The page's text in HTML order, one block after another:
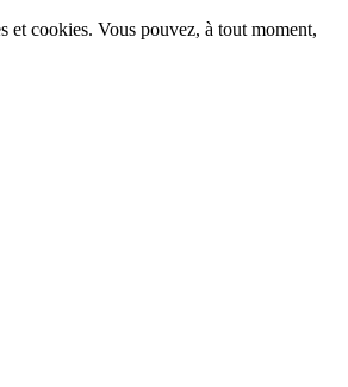
et cookies. Vous pouvez, à tout moment,